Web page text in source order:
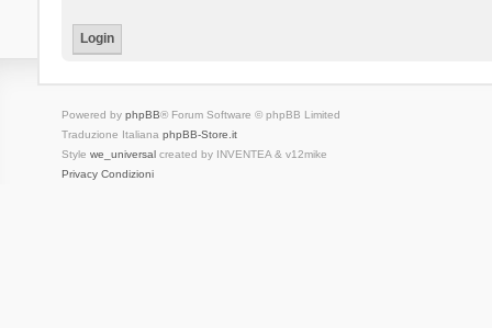
Powered by phpBB® Forum Software © phpBB Limited
Traduzione Italiana phpBB-Store.it
Style we_universalcreated by INVENTEA & v12mike
Privacy Condizioni